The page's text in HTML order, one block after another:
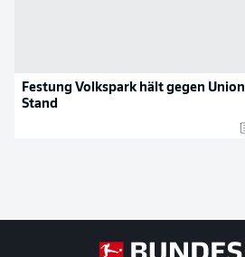
Festung Volkspark hält gegen Union
Stand